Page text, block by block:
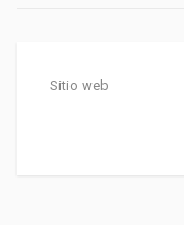
Sitio web